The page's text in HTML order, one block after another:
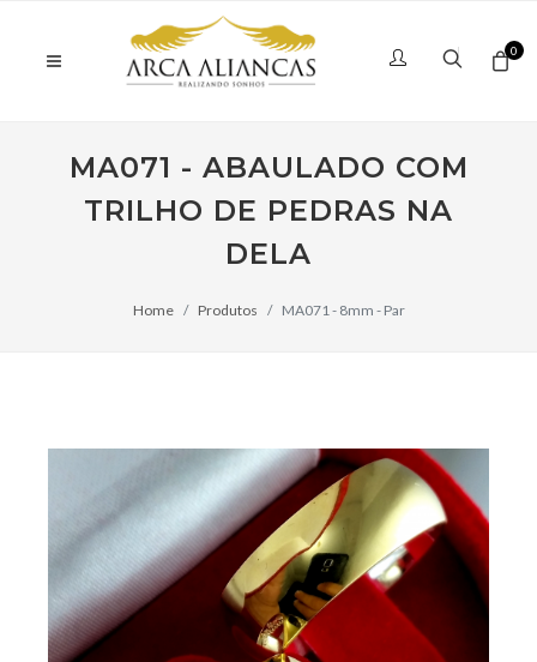
0
MA071 - ABAULADO COM
TRILHO DE PEDRAS NA
DELA
Home Produtos MA071 - 8mm - Par